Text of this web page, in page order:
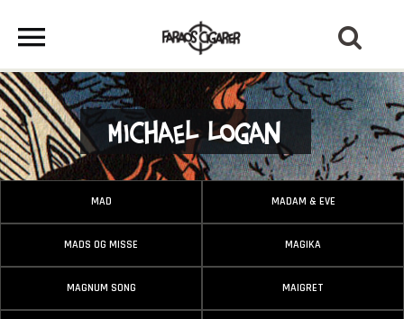
Michael Logan
MAD MADAM & EVE
MADS OG MISSE MAGIKA
MAGNUM SONG MAIGRET